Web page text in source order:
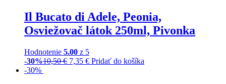
Il Bucato di Adele, Peonia,
Osviežovač látok 250ml, Pivonka
Hodnotenie 5.00 z 5
-30%10,50€ 7,35 € Pridať do košíka
-30%